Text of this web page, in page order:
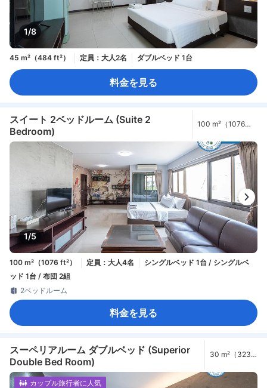
1/8
45 m²（484 ft²） 定員：大人2名 ダブルベッド 1台
料金を見る
スイート 2ベッドルーム (Suite 2
Bedroom)
100 m²（1076
1/5
100 m²（1076 ft²） 定員：大人4名
シングルベッド 1台 / シングルベ
ッド 1台 / 布団 2組
2ベッドルーム
料金を見る
スーペリアルーム ダブルベッド (Superior
Double Bed Room)
30 m²（323
カップル旅行者に人気